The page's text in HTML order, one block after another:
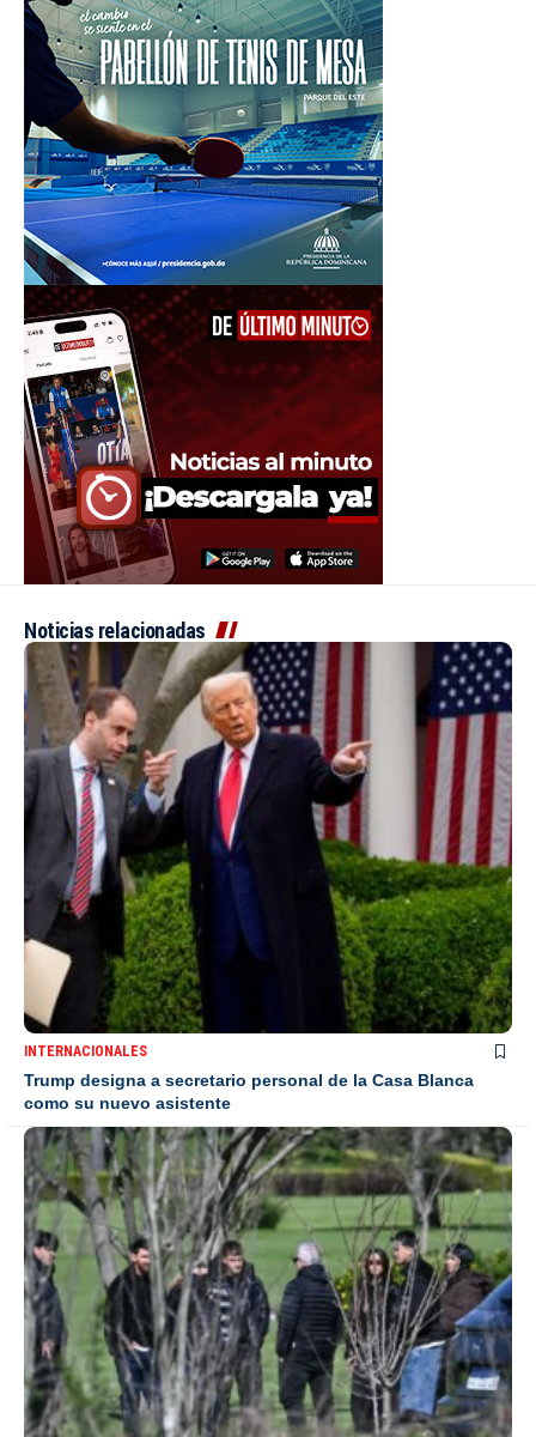
Noticias relacionadas
INTERNACIONALES
Trump designa a secretario personal de la Casa Blanca
como su nuevo asistente